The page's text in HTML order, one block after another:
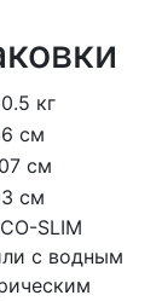
кг
см
см
см
SLIM
с водным